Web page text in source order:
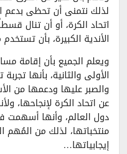
لذلك نتمنى أن تحظى بدعم
اتحاد الكرة، أو أن تنال
الأندية الكبيرة، بأن
ويعلم الجميع بأن إقامة
الأولى والثانية، بأنها
والصبر عليها ودعمها من
عن اتحاد الكرة لإنجاحها،
دول العالم، وأنها أسهمت
منتخباتها، لذلك من المُهم
إيجابياتها…